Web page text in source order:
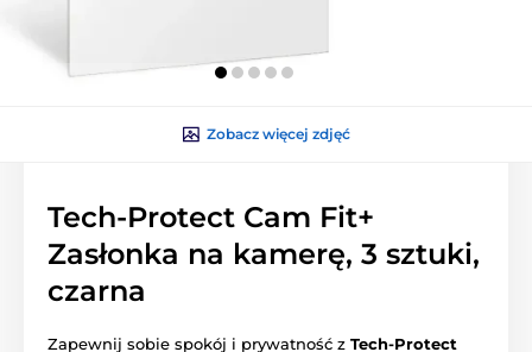
Zobacz więcej zdjęć
Tech-Protect Cam Fit+
Zasłonka na kamerę, 3 sztuki,
czarna
Zapewnij sobie spokój i prywatność z Tech-Protect